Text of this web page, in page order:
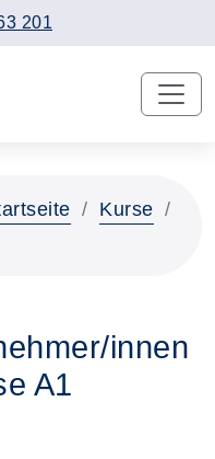
201
Kurse
innen
A1